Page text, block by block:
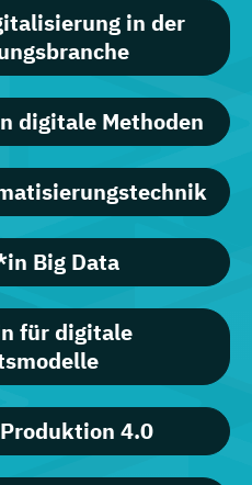
in der
digitale Methoden
Big Data
für digitale
4.0